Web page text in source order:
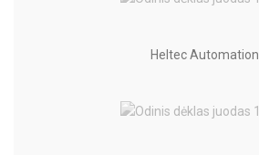
Heltec Automation